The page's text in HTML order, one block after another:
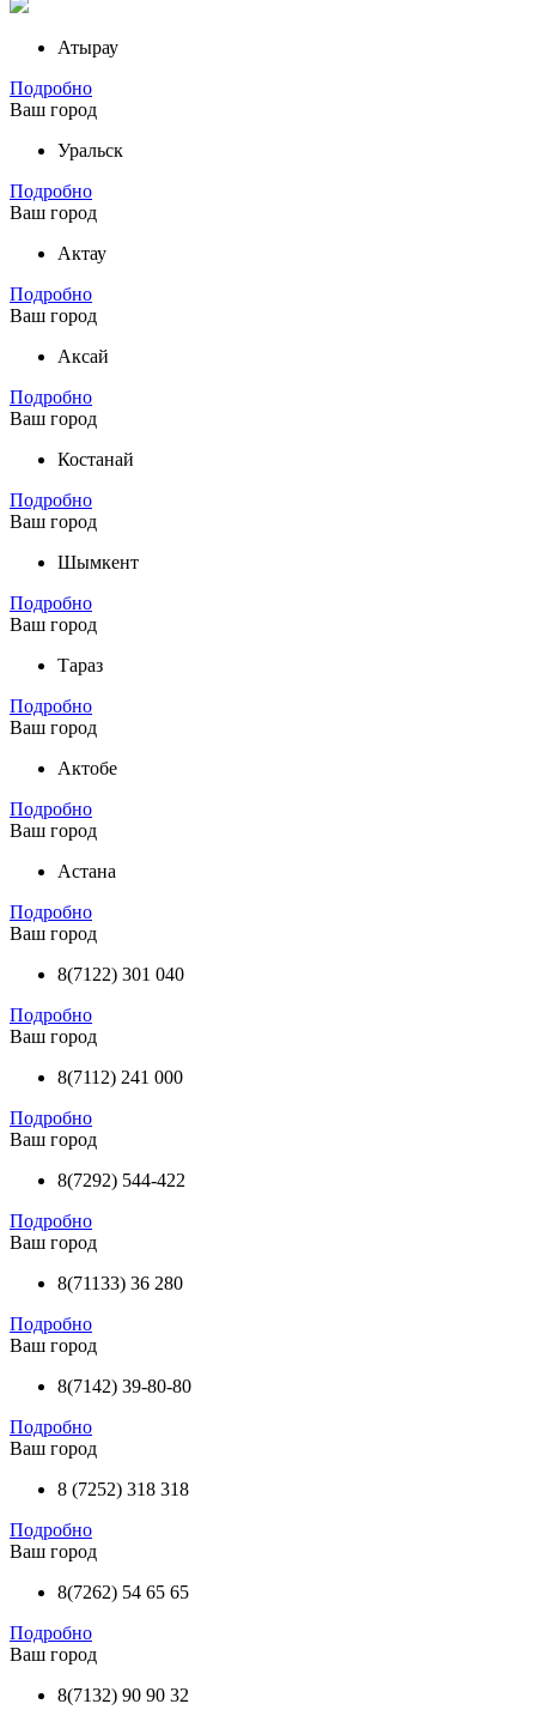
Атырау
Подробно
Ваш город
Уральск
Подробно
Ваш город
Актау
Подробно
Ваш город
Аксай
Подробно
Ваш город
Костанай
Подробно
Ваш город
Шымкент
Подробно
Ваш город
Тараз
Подробно
Ваш город
Актобе
Подробно
Ваш город
Астана
Подробно
Ваш город
8(7122) 301 040
Подробно
Ваш город
8(7112) 241 000
Подробно
Ваш город
8(7292) 544-422
Подробно
Ваш город
8(71133) 36 280
Подробно
Ваш город
8(7142) 39-80-80
Подробно
Ваш город
8 (7252) 318 318
Подробно
Ваш город
8(7262) 54 65 65
Подробно
Ваш город
8(7132) 90 90 32